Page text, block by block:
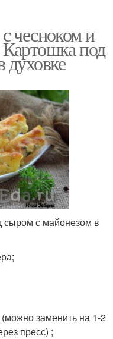
чесноком и
под
духовке
сыром с майонезом в
(можно заменить на 1-2
пресс) ;